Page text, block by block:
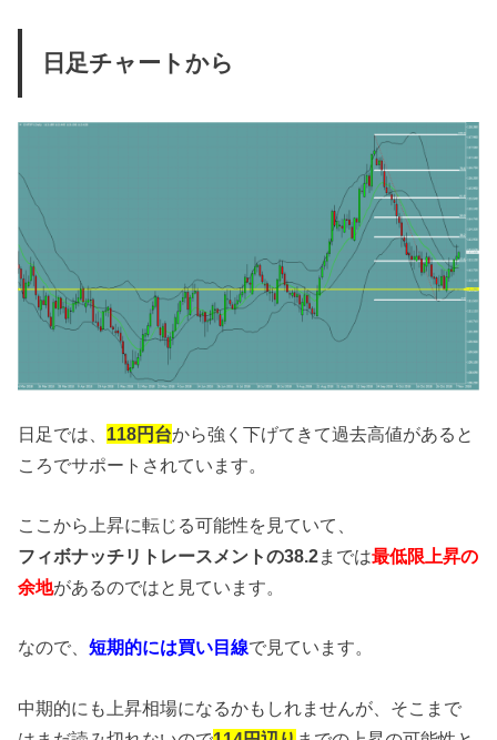
日足チャートから
日足では、 118円台から強く下げてきて過去高値があると
ころでサポートされています。
ここから上昇に転じる可能性を見ていて、
フィボナッチリトレースメントの38.2までは最低限上昇の
余地があるのではと見ています。
なので、短期的には買い目線で見ています。
中期的にも上昇相場になるかもしれませんが、そこまで